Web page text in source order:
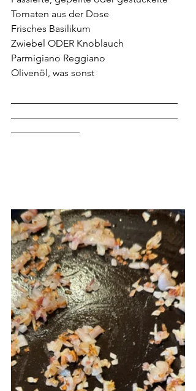
Tomaten aus der Dose
Frisches Basilikum
Zwiebel ODER Knoblauch
Parmigiano Reggiano
Olivenöl, was sonst
—————————————————
—————————————————
———————